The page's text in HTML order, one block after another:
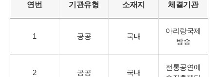
연번 기관유형 소재지 체결기관
1 공공 국내
아리랑국제
방송
2 공공 국내
전통공연예